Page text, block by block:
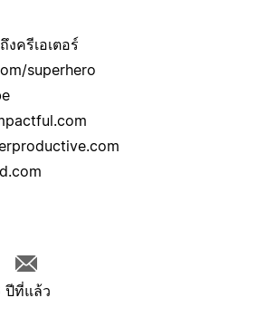
งครีเอเตอร์
superhero
ปีที่แล้ว